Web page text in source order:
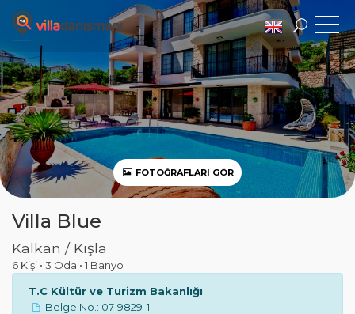
FOTOĞRAFLARI GÖR
Villa Blue
Kalkan / Kışla
6 Kişi • 3 Oda • 1 Banyo
T.C Kültür ve Turizm Bakanlığı
Belge No.: 07-9829-1